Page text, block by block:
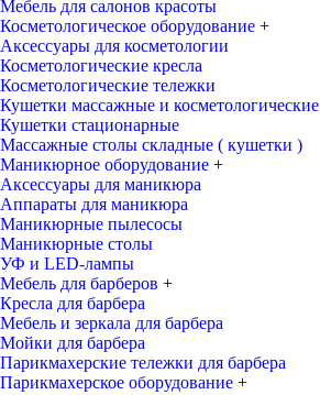
Мебель для салонов красоты
Косметологическое оборудование +
Аксессуары для косметологии
Косметологические кресла
Косметологические тележки
Кушетки массажные и косметологические
Кушетки стационарные
Массажные столы складные ( кушетки )
Маникюрное оборудование +
Аксессуары для маникюра
Аппараты для маникюра
Маникюрные пылесосы
Маникюрные столы
УФ и LED-лампы
Мебель для барберов +
Кресла для барбера
Мебель и зеркала для барбера
Мойки для барбера
Парикмахерские тележки для барбера
Парикмахерское оборудование +